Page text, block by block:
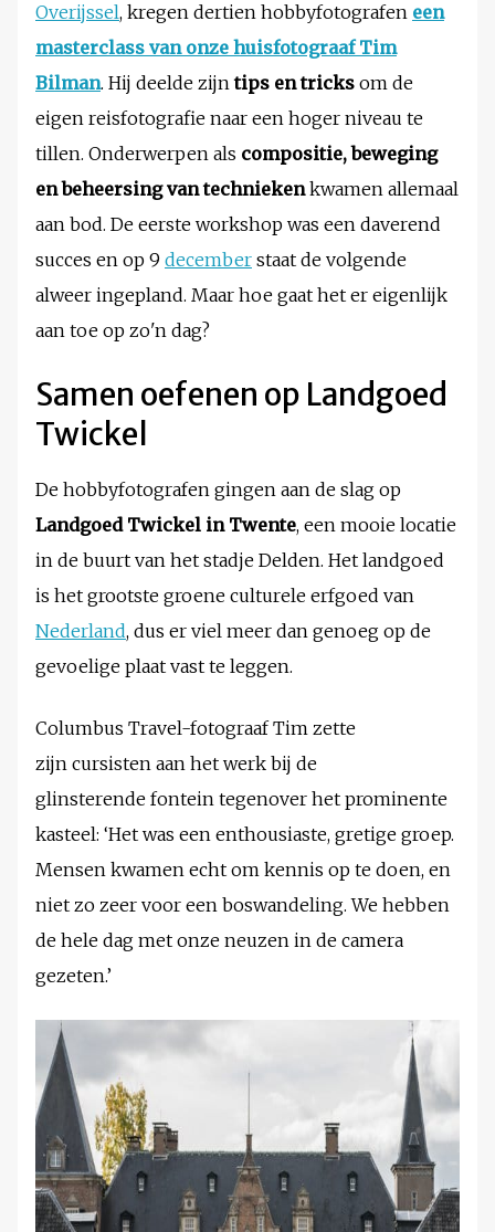
Overijssel, kregen dertien hobbyfotografen een
masterclass van onze huisfotograaf Tim
Bilman. Hij deelde zijntips en tricks om de
eigen reisfotografie naar een hoger niveau te
tillen. Onderwerpen als compositie, beweging
en beheersing van techniekenkwamen allemaal
aan bod. De eerste workshop was een daverend
succes en op 9 december staat de volgende
alweer ingepland. Maar hoe gaat het er eigenlijk
aan toe op zo'n dag?
Samen oefenen op Landgoed
Twickel
De hobbyfotografen gingen aan de slag op
Landgoed Twickel in Twente, een mooie locatie
in de buurt van het stadje Delden. Het landgoed
is het grootste groene culturele erfgoed van
Nederland, dus er viel meer dan genoeg op de
gevoelige plaat vast te leggen.
Columbus Travel-fotograaf Tim zette
zijn cursisten aan het werk bij de
glinsterende fontein tegenover het prominente
kasteel: ‘Het was een enthousiaste, gretige groep.
Mensen kwamen echt om kennis op te doen, en
niet zo zeer voor een boswandeling. We hebben
de hele dag met onze neuzen in de camera
gezeten.’